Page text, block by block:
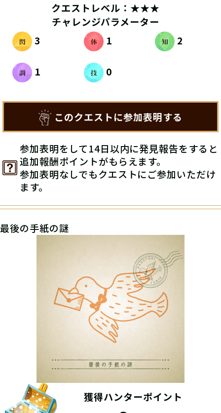
クエストレベル：★★★
チャレンジパラメーター
3
1 2
1 0
このクエストに参加表明する
参加表明をして14日以内に発見報告をすると
追加報酬ポイントがもらえます。
参加表明なしでもクエストにご参加いただけ
ます。
最後の手紙の謎
獲得ハンターポイント